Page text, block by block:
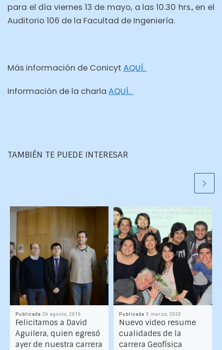
para el día viernes 13 de mayo, a las 10.30 hrs., en el
Auditorio 106 de la Facultad de Ingeniería.
Más información de Conicyt AQUÍ.
Información de la charla AQUÍ.
TAMBIÉN TE PUEDE INTERESAR
Publicada 26 agosto, 2016
Felicitamos a David
Aguilera, quien egresó
ayer de nuestra carrera
Publicada 3 marzo, 2020
Nuevo video resume
cualidades de la
carrera Geofísica